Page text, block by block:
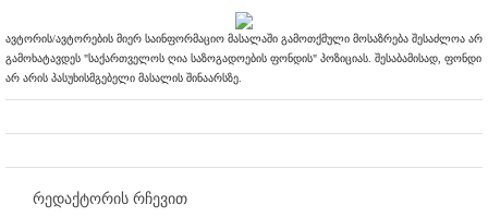
ავტორის/ავტორების მიერ საინფორმაციო მასალაში გამოთქმული მოსაზრება შესაძლოა არ
გამოხატავდეს "საქართველოს ღია საზოგადოების ფონდის" პოზიციას. შესაბამისად, ფონდი
არ არის პასუხისმგებელი მასალის შინაარსზე.
რედაქტორის რჩევით